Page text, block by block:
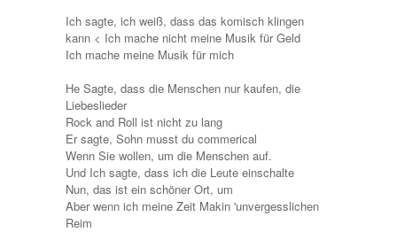
Ich sagte, ich weiß, dass das komisch klingen
kann < Ich mache nicht meine Musik für Geld
Ich mache meine Musik für mich
He Sagte, dass die Menschen nur kaufen, die
Liebeslieder
Rock and Roll ist nicht zu lang
Er sagte, Sohn musst du commerical
Wenn Sie wollen, um die Menschen auf.
Und Ich sagte, dass ich die Leute einschalte
Nun, das ist ein schöner Ort, um
Aber wenn ich meine Zeit Makin 'unvergesslichen
Reim